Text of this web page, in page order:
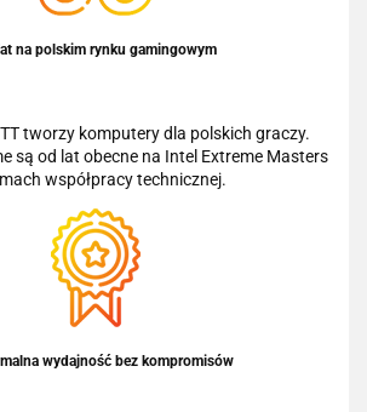
na polskim rynku gamingowym
tworzy komputery dla polskich graczy.
są od lat obecne na Intel Extreme Masters
współpracy technicznej.
wydajność bez kompromisów